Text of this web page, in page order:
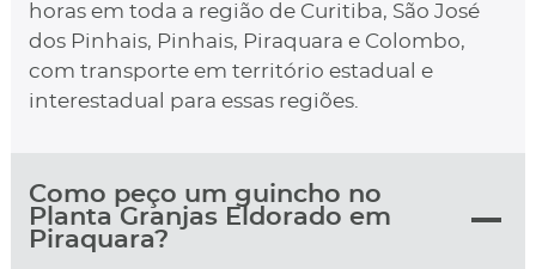
horas em toda a região de Curitiba, São José
dos Pinhais, Pinhais, Piraquara e Colombo,
com transporte em território estadual e
interestadual para essas regiões.
Como peço um guincho no
Planta Granjas Eldorado em
Piraquara?